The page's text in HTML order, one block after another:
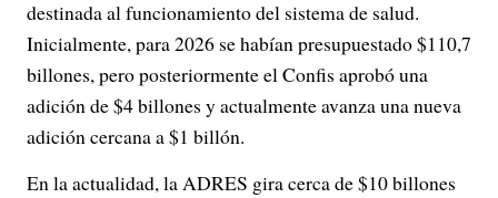
destinada al funcionamiento del sistema de salud.
Inicialmente, para 2026 se habían presupuestado $110,7
billones, pero posteriormente el Confis aprobó una
adición de $4 billones y actualmente avanza una nueva
adición cercana a $1 billón.
En la actualidad, la ADRES gira cerca de $10 billones